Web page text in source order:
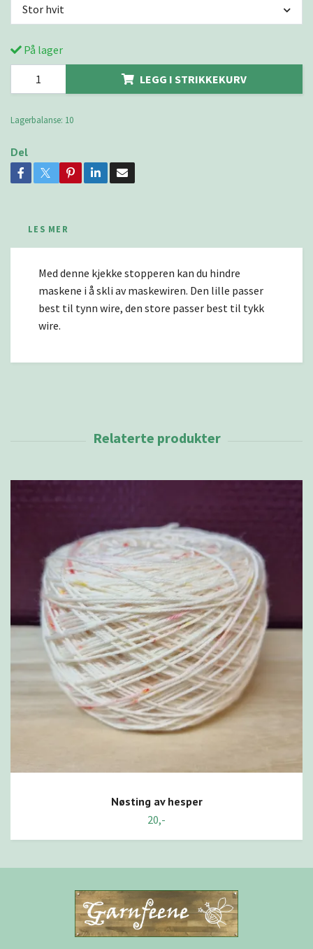
Stor hvit
På lager
LEGG I STRIKKEKURV
Lagerbalanse: 10
Del
LES MER
Med denne kjekke stopperen kan du hindre
maskene i å skli av maskewiren. Den lille passer
best til tynn wire, den store passer best til tykk
wire.
Nøsting av hesper
20,-